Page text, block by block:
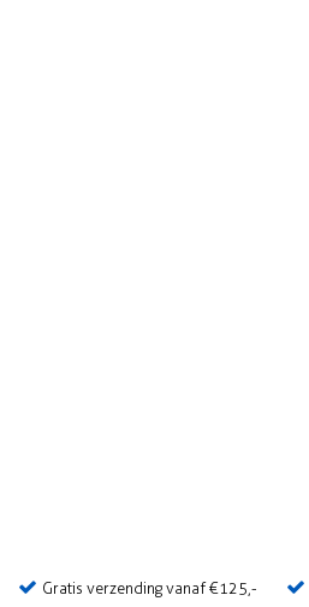
Gratis verzending vanaf €125,-